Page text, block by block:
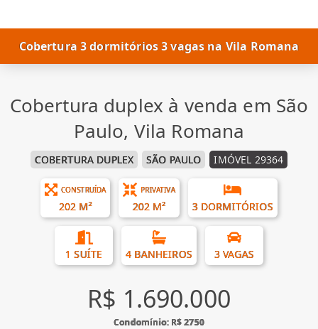
Cobertura 3 dormitórios 3 vagas na Vila Romana
Cobertura duplex à venda em São
Paulo, Vila Romana
COBERTURA DUPLEX SÃO PAULO IMÓVEL 29364
CONSTRUÍDA
202 M²
PRIVATIVA
202 M² 3 DORMITÓRIOS
1 SUÍTE 4 BANHEIROS 3 VAGAS
R$ 1.690.000
Condomínio: R$ 2750